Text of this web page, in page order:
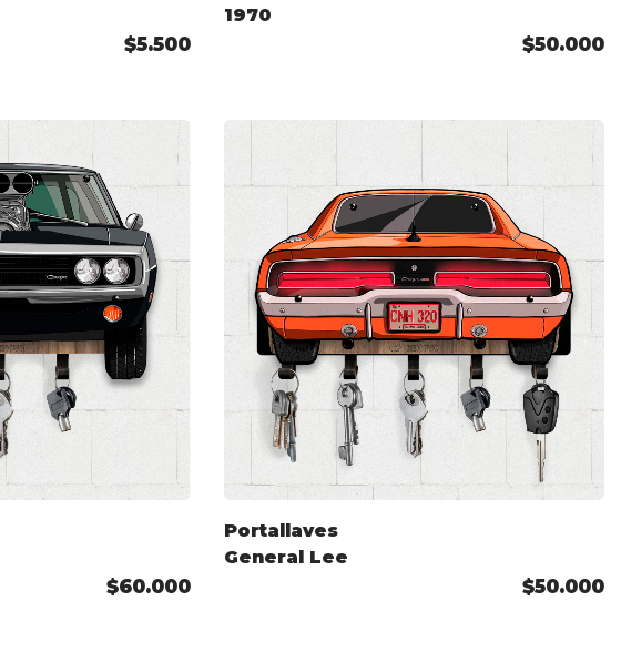
$5.500
1970
$50.000
$60.000
Portallaves
General Lee
$50.000